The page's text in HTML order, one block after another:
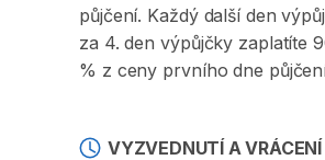
půjčení. Každý další den
za 4. den výpůjčky zaplatíte
% z ceny prvního dne
VYZVEDNUTÍ A